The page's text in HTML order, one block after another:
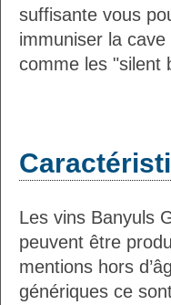
suffisante vous
immuniser la
comme les "silent
Les vins Banyuls
peuvent être
mentions hors
génériques ce